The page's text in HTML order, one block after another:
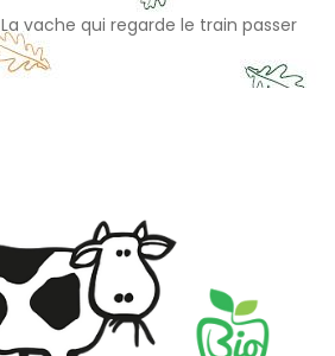
La vache qui regarde le train passer